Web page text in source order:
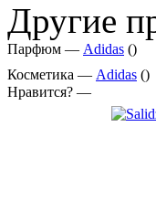
Другие
Парфюм — Adidas ()
Косметика — Adidas ()
Нравится? —